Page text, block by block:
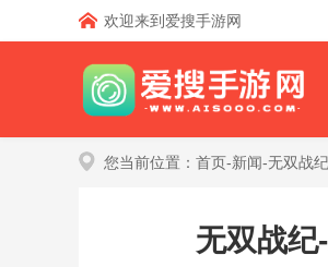
欢迎来到爱搜手游网
您当前位置： 首页-新闻-无双战
无双战